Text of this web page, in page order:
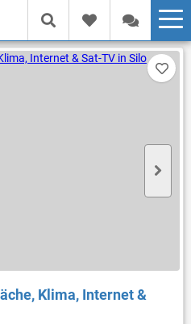
Klima, Internet &